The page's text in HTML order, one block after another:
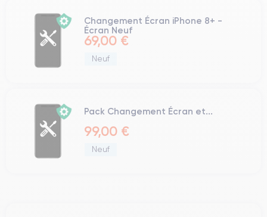
Changement Écran iPhone 8+ -
Écran Neuf
69,00 €
Neuf
Pack Changement Écran et...
99,00 €
Neuf